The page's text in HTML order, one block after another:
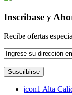
Inscribase y
Recibe ofertas
icon1 Alta